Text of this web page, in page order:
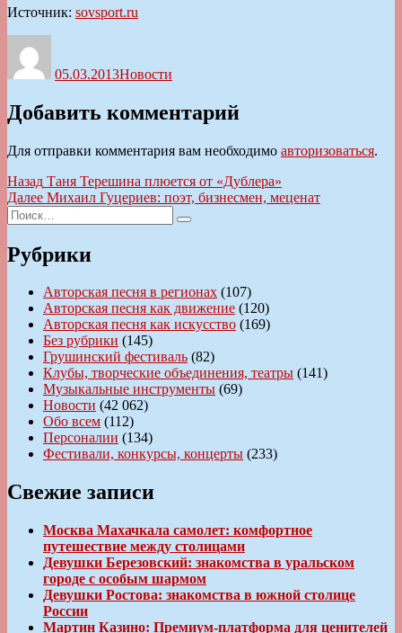
Источник: sovsport.ru
05.03.2013Новости
Добавить комментарий
Для отправки комментария вам необходимо авторизоваться.
Навигация
по
записям
Назад Предыдущая
запись:
Таня Терешина плюется от «Дублера»
Далее Следующая
Михаил Гуцериев: поэт, бизнесмен, меценат
Искать:
Поиск
Рубрики
Авторская песня в регионах (107)
Авторская песня как движение (120)
Авторская песня как искусство (169)
Без рубрики (145)
Грушинский фестиваль (82)
Клубы, творческие объединения, театры (141)
Музыкальные инструменты (69)
Новости (42 062)
Обо всем (112)
Персоналии (134)
Фестивали, конкурсы, концерты (233)
Свежие записи
Москва Махачкала самолет: комфортное
путешествие между столицами
Девушки Березовский: знакомства в уральском
городе с особым шармом
Девушки Ростова: знакомства в южной столице
России
Мартин Казино: Премиум-платформа для ценителей